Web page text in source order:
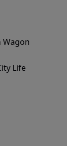
Wagon
Life